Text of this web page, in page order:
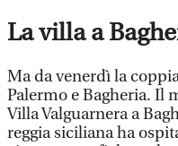
La villa a
Ma da venerdì la
Palermo e Bagheria. Il
Villa Valguarnera a
reggia siciliana ha